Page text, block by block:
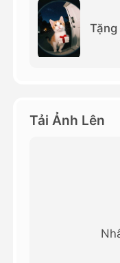
Hình ảnh AI
Các công cụ khác
Tặng
Tải Ảnh Lên